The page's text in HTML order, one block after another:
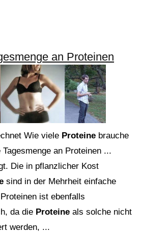
an Proteinen
Wie viele Proteine brauche
an Proteinen ...
Die in pflanzlicher Kost
sind in der Mehrheit einfache
ist ebenfalls
da die Proteine als solche nicht
werden, ...